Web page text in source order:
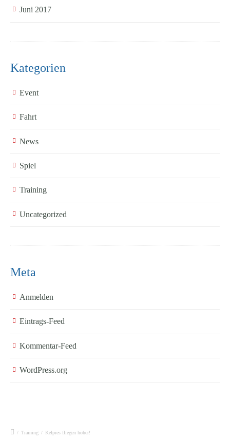
Juni 2017
Kategorien
Event
Fahrt
News
Spiel
Training
Uncategorized
Meta
Anmelden
Eintrags-Feed
Kommentar-Feed
WordPress.org
/ Training / Kelpies fliegen höher!